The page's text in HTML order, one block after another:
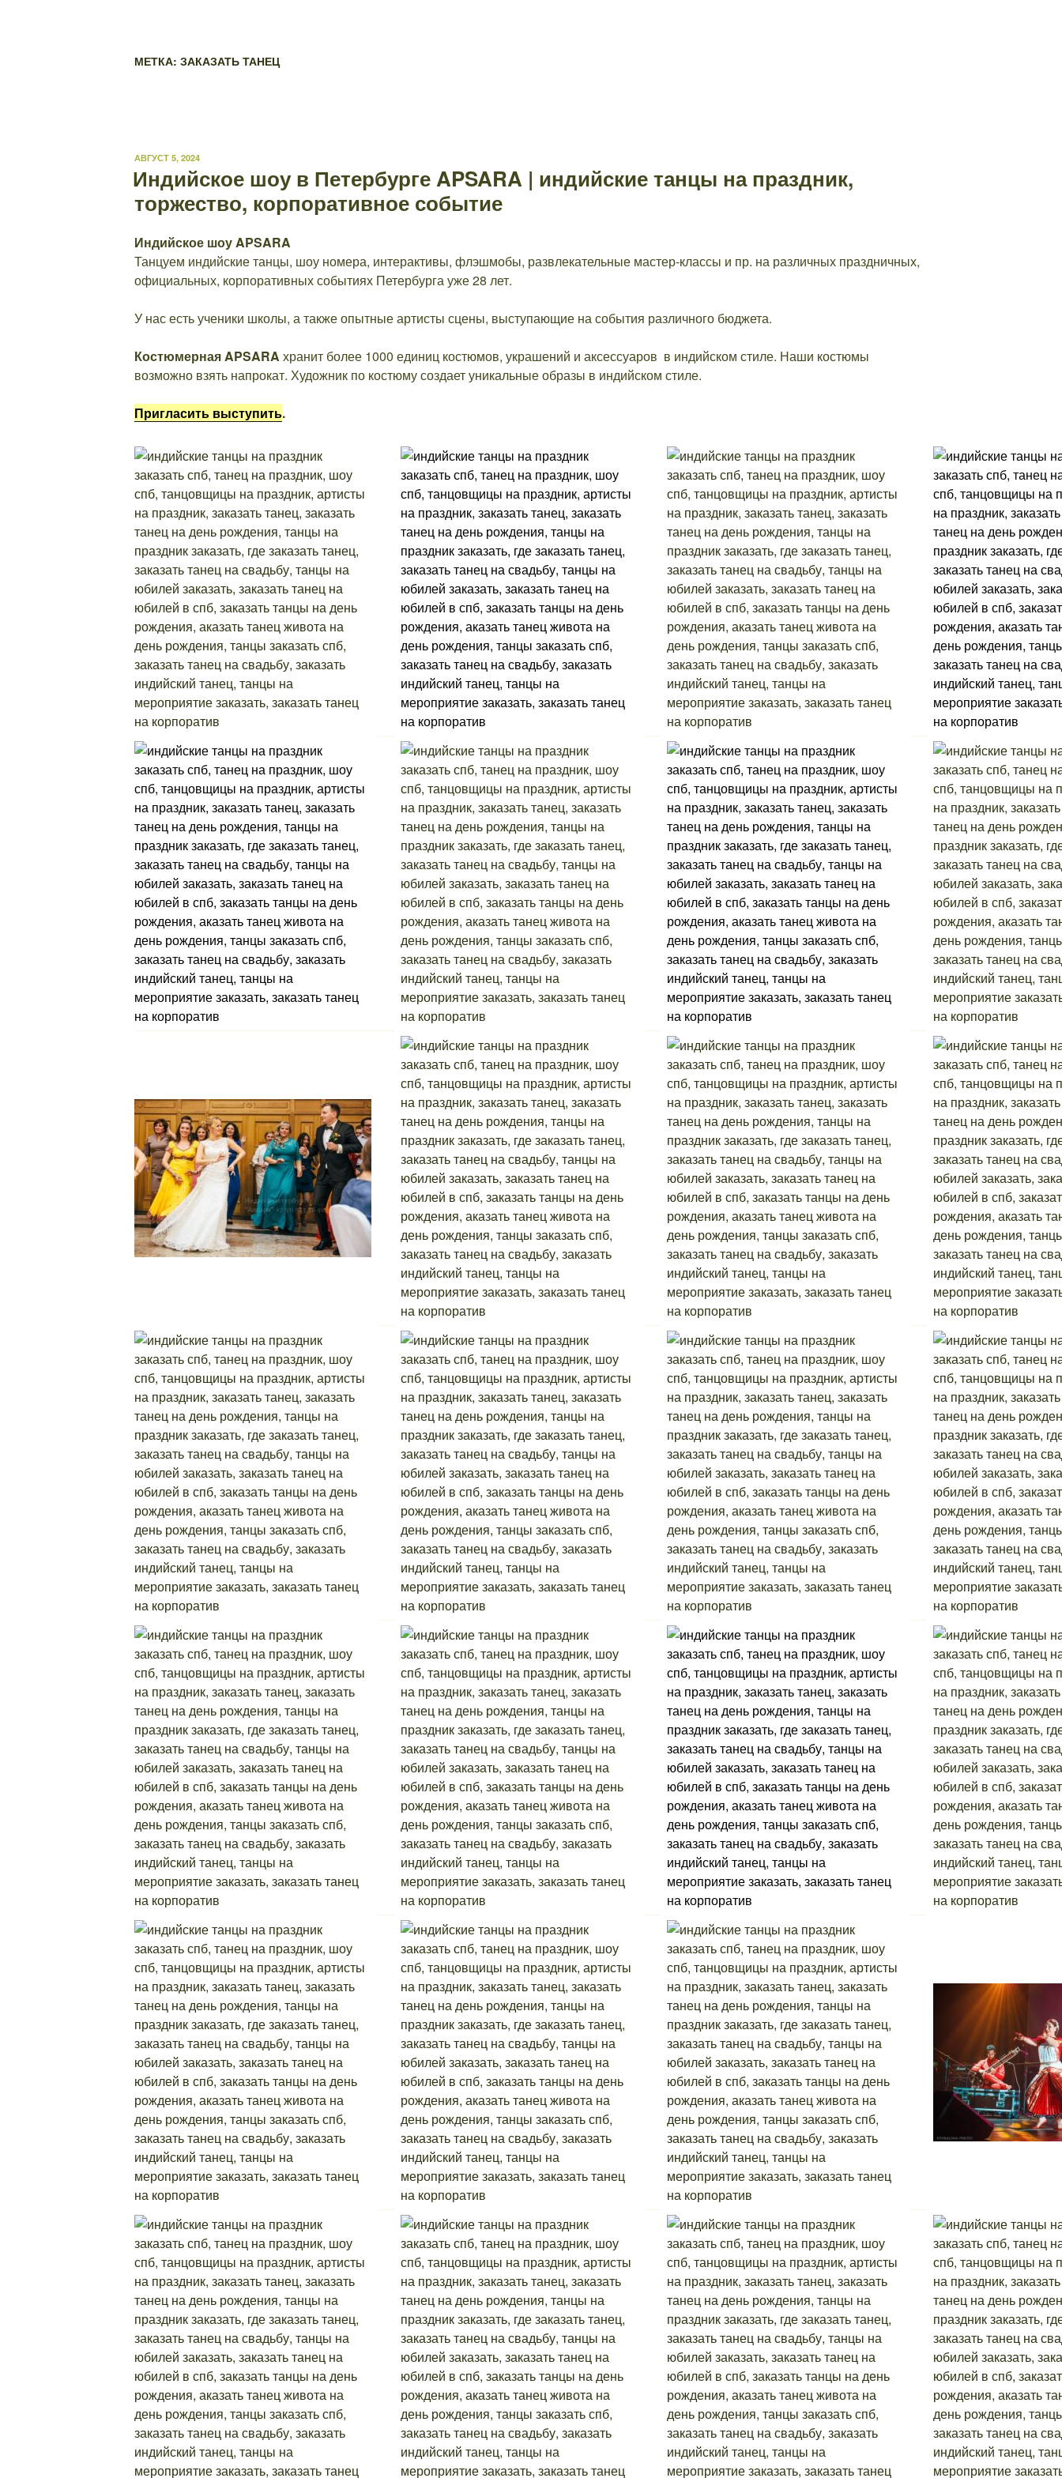
МЕТКА: ЗАКАЗАТЬ ТАНЕЦ
ОПУБЛИКОВАНО
АВГУСТ 5, 2024
Индийское шоу в Петербурге APSARA | индийские танцы на праздник,
торжество, корпоративное событие
Индийское шоу APSARA
Танцуем индийские танцы, шоу номера, интерактивы, флэшмобы, развлекательные мастер-классы и пр. на различных праздничных,
официальных, корпоративных событиях Петербурга уже 28 лет.
У нас есть ученики школы, а также опытные артисты сцены, выступающие на события различного бюджета.
Костюмерная APSARA хранит более 1000 единиц костюмов, украшений и аксессуаров в индийском стиле. Наши костюмы
возможно взять напрокат. Художник по костюму создает уникальные образы в индийском стиле.
Пригласить выступить.